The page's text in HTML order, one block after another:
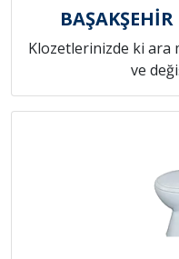
Klozetlerinizde ki ara
ve